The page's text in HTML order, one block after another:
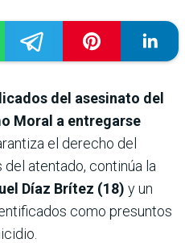
del asesinato del
Moral a entregarse
el derecho del
atentado, continúa la
Díaz Brítez (18) y un
como presuntos